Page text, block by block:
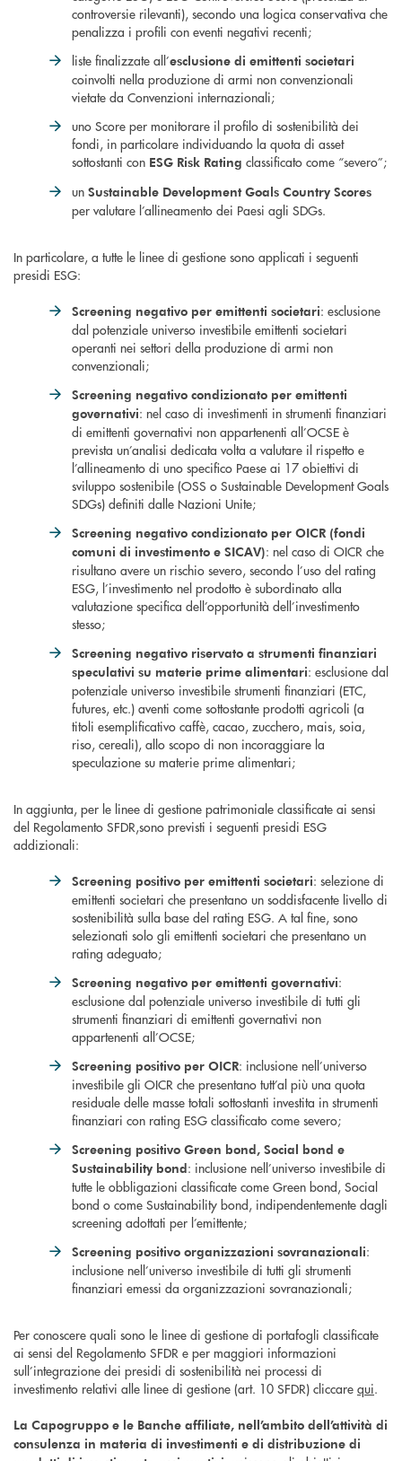
controversie rilevanti), secondo una logica conservativa che
penalizza i profili con eventi negativi recenti;
liste finalizzate all’esclusione di emittenti societari
coinvolti nella produzione di armi non convenzionali
vietate da Convenzioni internazionali;
uno Score per monitorare il profilo di sostenibilità dei
fondi, in particolare individuando la quota di asset
sottostanti con ESG Risk Rating classificato come “severo”;
un Sustainable Development Goals Country Scores
per valutare l’allineamento dei Paesi agli SDGs.
In particolare, a tutte le linee di gestione sono applicati i seguenti
presidi ESG:
Screening negativo per emittenti societari: esclusione
dal potenziale universo investibile emittenti societari
operanti nei settori della produzione di armi non
convenzionali;
Screening negativo condizionato per emittenti
governativi: nel caso di investimenti in strumenti finanziari
di emittenti governativi non appartenenti all’OCSE è
prevista un’analisi dedicata volta a valutare il rispetto e
l’allineamento di uno specifico Paese ai 17 obiettivi di
sviluppo sostenibile (OSS o Sustainable Development Goals
SDGs) definiti dalle Nazioni Unite;
Screening negativo condizionato per OICR (fondi
comuni di investimento e SICAV): nel caso di OICR che
risultano avere un rischio severo, secondo l’uso del rating
ESG, l’investimento nel prodotto è subordinato alla
valutazione specifica dell’opportunità dell’investimento
stesso;
Screening negativo riservato a strumenti finanziari
speculativi su materie prime alimentari: esclusione dal
potenziale universo investibile strumenti finanziari (ETC,
futures, etc.) aventi come sottostante prodotti agricoli (a
titoli esemplificativo caffè, cacao, zucchero, mais, soia,
riso, cereali), allo scopo di non incoraggiare la
speculazione su materie prime alimentari;
In aggiunta, per le linee di gestione patrimoniale classificate ai sensi
del Regolamento SFDR,sono previsti i seguenti presidi ESG
addizionali:
Screening positivo per emittenti societari: selezione di
emittenti societari che presentano un soddisfacente livello di
sostenibilità sulla base del rating ESG. A tal fine, sono
selezionati solo gli emittenti societari che presentano un
rating adeguato;
Screening negativo per emittenti governativi:
esclusione dal potenziale universo investibile di tutti gli
strumenti finanziari di emittenti governativi non
appartenenti all’OCSE;
Screening positivo per OICR: inclusione nell’universo
investibile gli OICR che presentano tutt’al più una quota
residuale delle masse totali sottostanti investita in strumenti
finanziari con rating ESG classificato come severo;
Screening positivo Green bond, Social bond e
Sustainability bond: inclusione nell’universo investibile di
tutte le obbligazioni classificate come Green bond, Social
bond o come Sustainability bond, indipendentemente dagli
screening adottati per l’emittente;
Screening positivo organizzazioni sovranazionali:
inclusione nell’universo investibile di tutti gli strumenti
finanziari emessi da organizzazioni sovranazionali;
Per conoscere quali sono le linee di gestione di portafogli classificate
ai sensi del Regolamento SFDR e per maggiori informazioni
sull’integrazione dei presidi di sostenibilità nei processi di
investimento relativi alle linee di gestione (art. 10 SFDR) cliccare qui.
La Capogruppo e le Banche affiliate, nell’ambito dell’attività di
consulenza in materia di investimenti e di distribuzione di